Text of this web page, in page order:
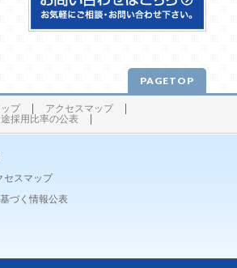
PAGETOP
プ
アクセスマップ
採用比率の公表
セスマップ
づく情報公表